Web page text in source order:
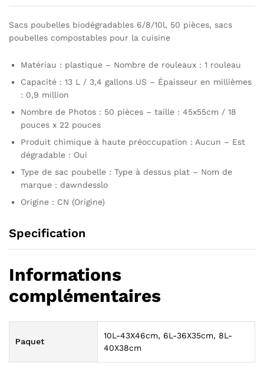
Sacs poubelles biodégradables 6/8/10l, 50 pièces, sacs
poubelles compostables pour la cuisine
Matériau : plastique – Nombre de rouleaux : 1 rouleau
Capacité : 13 L / 3,4 gallons US – Épaisseur en millièmes
: 0,9 million
Nombre de Photos : 50 pièces – taille : 45x55cm / 18
pouces x 22 pouces
Produit chimique à haute préoccupation : Aucun – Est
dégradable : Oui
Type de sac poubelle : Type à dessus plat – Nom de
marque : dawndesslo
Origine : CN (Origine)
Specification
Informations
complémentaires
Paquet
10L-43X46cm, 6L-36X35cm, 8L-
40X38cm